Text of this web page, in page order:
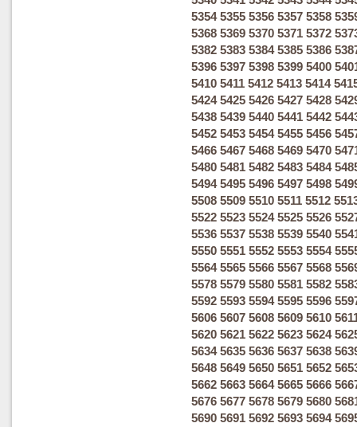
5354 5355 5356 5357 5358
5368 5369 5370 5371 5372
5382 5383 5384 5385 5386
5396 5397 5398 5399 5400
5410 5411 5412 5413 5414
5424 5425 5426 5427 5428
5438 5439 5440 5441 5442
5452 5453 5454 5455 5456
5466 5467 5468 5469 5470
5480 5481 5482 5483 5484
5494 5495 5496 5497 5498
5508 5509 5510 5511 5512
5522 5523 5524 5525 5526
5536 5537 5538 5539 5540
5550 5551 5552 5553 5554
5564 5565 5566 5567 5568
5578 5579 5580 5581 5582
5592 5593 5594 5595 5596
5606 5607 5608 5609 5610
5620 5621 5622 5623 5624
5634 5635 5636 5637 5638
5648 5649 5650 5651 5652
5662 5663 5664 5665 5666
5676 5677 5678 5679 5680
5690 5691 5692 5693 5694